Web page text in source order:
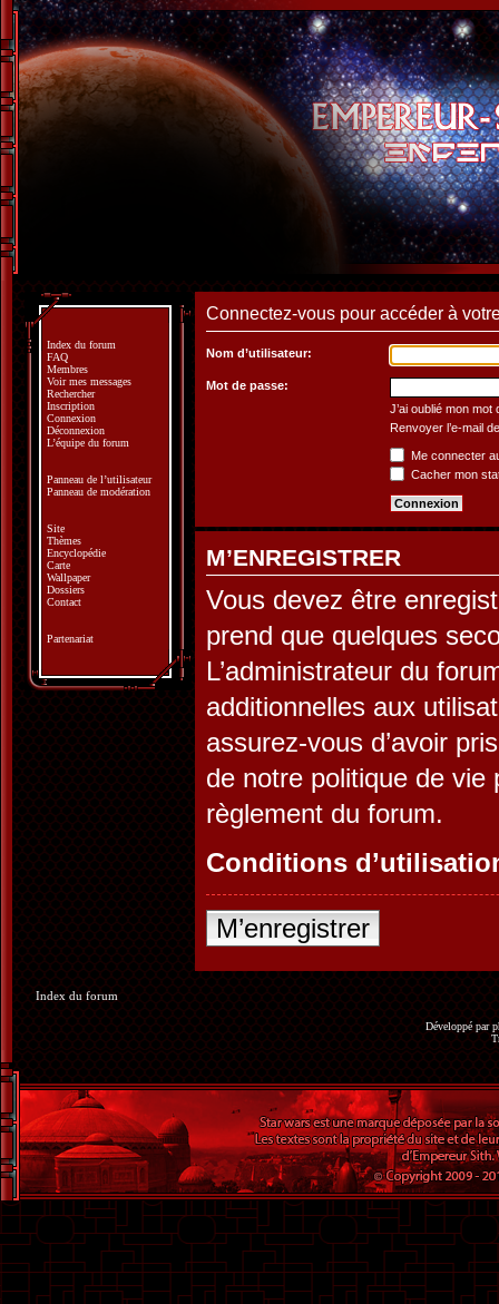
Connectez-vous pour accéder à
Nom d’utilisateur:
Mot de passe:
J’ai oublié mon mot
Renvoyer l’e-mail
Me connecter
Cacher mon
M’ENREGISTRER
Vous devez être
prend que quelques
L’administrateur du
additionnelles aux
assurez-vous d’avoir
de notre politique de vie
règlement du forum.
Conditions
M’enregistrer
Index du forum
FAQ
Membres
Voir mes messages
Rechercher
Inscription
Connexion
Déconnexion
L’équipe du forum
Panneau de l’utilisateur
Panneau de modération
Site
Thèmes
Encyclopédie
Carte
Wallpaper
Dossiers
Contact
Partenariat
Index du forum
Développé par